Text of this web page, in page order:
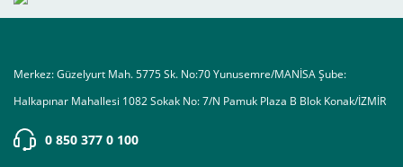
Merkez: Güzelyurt Mah. 5775 Sk. No:70 Yunusemre/MANİSA Şube:
Halkapınar Mahallesi 1082 Sokak No: 7/N Pamuk Plaza B Blok Konak/İZMİR
0 850 377 0 100